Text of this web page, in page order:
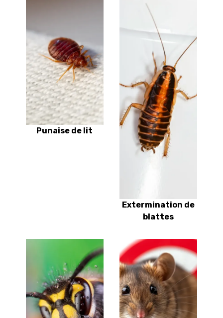
Punaise de lit
Extermination de
blattes